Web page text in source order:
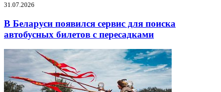
31.07.2026
В Беларуси появился сервис для поиска
автобусных билетов с пересадками